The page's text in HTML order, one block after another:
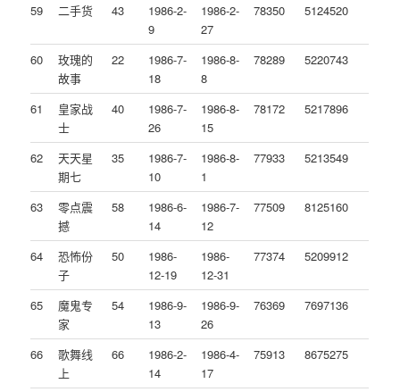
59 二手货 43
1986-2-
9
1986-2-
27
78350 5124520
60
玫瑰的
故事
22
1986-7-
18
1986-8-
8
78289 5220743
61
皇家战
士
40
1986-7-
26
1986-8-
15
78172 5217896
62
天天星
期七
35
1986-7-
10
1986-8-
1
77933 5213549
63
零点震
撼
58
1986-6-
14
1986-7-
12
77509 8125160
64
恐怖份
子
50
1986-
12-19
1986-
12-31
77374 5209912
65
魔鬼专
家
54
1986-9-
13
1986-9-
26
76369 7697136
66
歌舞线
上
66
1986-2-
14
1986-4-
17
75913 8675275